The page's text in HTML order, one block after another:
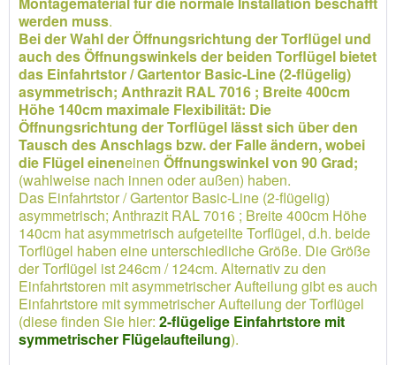
werden muss.
Bei der Wahl der Öffnungsrichtung der Torflügel und
auch des Öffnungswinkels der beiden Torflügel bietet
das Einfahrtstor / Gartentor Basic-Line (2-flügelig)
asymmetrisch; Anthrazit RAL 7016 ; Breite 400cm
Höhe 140cm maximale Flexibilität: Die
Öffnungsrichtung der Torflügel lässt sich über den
Tausch des Anschlags bzw. der Falle ändern, wobei
die Flügel eineneinen Öffnungswinkel von 90 Grad;
(wahlweise nach innen oder außen) haben.
Das Einfahrtstor / Gartentor Basic-Line (2-flügelig)
asymmetrisch; Anthrazit RAL 7016 ; Breite 400cm Höhe
140cm hat asymmetrisch aufgeteilte Torflügel, d.h. beide
Torflügel haben eine unterschiedliche Größe. Die Größe
der Torflügel ist 246cm / 124cm. Alternativ zu den
Einfahrtstoren mit asymmetrischer Aufteilung gibt es auch
Einfahrtstore mit symmetrischer Aufteilung der Torflügel
(diese finden Sie hier: 2-flügelige Einfahrtstore mit
symmetrischer Flügelaufteilung).